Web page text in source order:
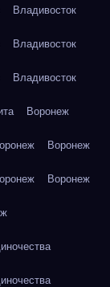
Владивосток
Владивосток
Владивосток
Воронеж
Воронеж
Воронеж